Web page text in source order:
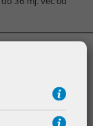
IZNAD 66,36€